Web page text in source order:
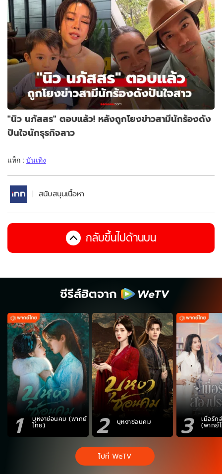
"นิว นภัสสร" ตอบแล้ว! หลังถูกโยงข่าวสามีนักร้องดัง
ปันใจนักธุรกิจสาว
แท็ก : บันเทิง
สนับสนุนเนื้อหา
กลับขึ้นไปด้านบน
ซีรีส์ฮิตจาก
1 บุหงาซ่อนคม (พากย์
ไทย) 2 บุหงาซ่อนคม 3 เมื่อรัก
(พากย์
ไปที่ WeTV